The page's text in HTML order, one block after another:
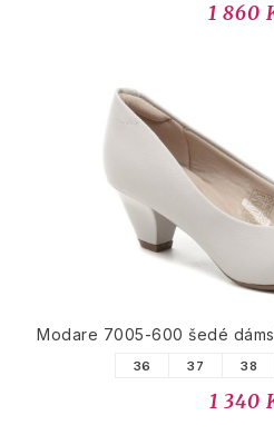
1 860
Modare 7005-600 šedé
36 37 38
1 340